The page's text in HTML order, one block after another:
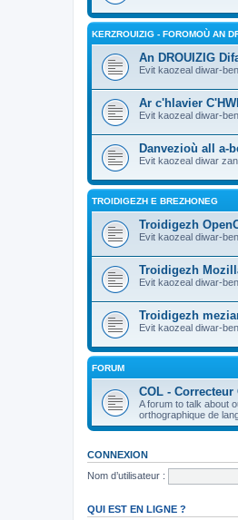
KERZROUIZIG - FOROMOÙ AN
An DROUIZIG
Evit kaozeal diwar-
Ar c'hlavier
Evit kaozeal diwar-
Danvezioù all a-
Evit kaozeal diwar
TROIDIGEZH E BREZHONEG
Troidigezh
Evit kaozeal diwar-
Troidigezh
Evit kaozeal diwar-
Troidigezh
Evit kaozeal diwar-
FORUM
COL -
A forum to talk about
orthographique de
CONNEXION
Nom d’utilisateur :
QUI EST EN LIGNE ?